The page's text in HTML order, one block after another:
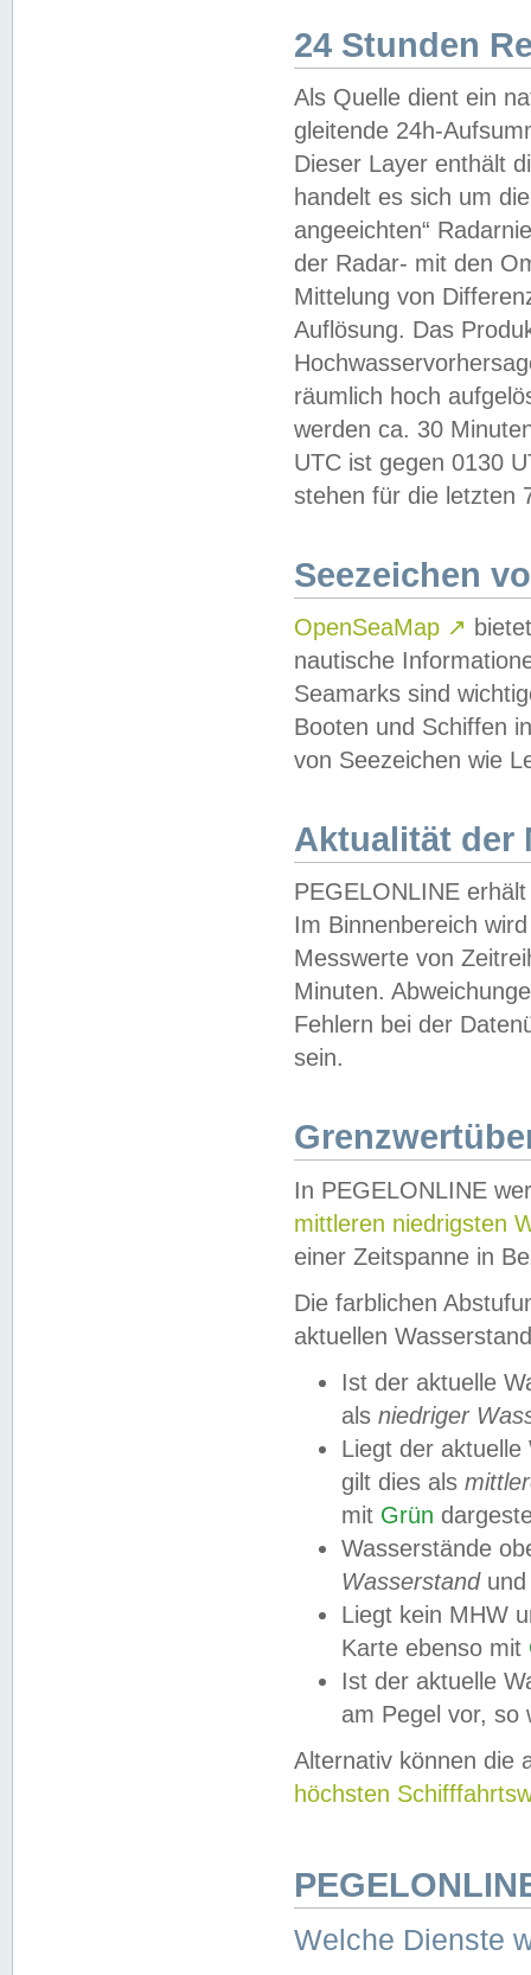
24 Stunden
Als Quelle dient ein
gleitende 24h-
Dieser Layer enthält
handelt es sich um
angeeichten“
der Radar- mit den
Mittelung von
Auflösung. Das
räumlich hoch
werden ca. 30
UTC ist gegen 0130
stehen für die letzten
Seezeichen
OpenSeaMap ↗
nautische
Seamarks sind
Booten und Schiffen
von Seezeichen wie
Aktualität der
PEGELONLINE
Im Binnenbereich
Messwerte von
Minuten.
Fehlern bei der
sein.
In PEGELONLINE
mittleren niedrigsten
einer Zeitspanne in
Die farblichen
aktuellen
Ist der aktuelle
als niedriger
Liegt der
gilt dies als
mit Grün
Wasserstände
Wasserstandund
Liegt kein MHW
Karte ebenso mit
Ist der aktuelle
am Pegel vor,
Alternativ können die
höchsten
Welche Dienste